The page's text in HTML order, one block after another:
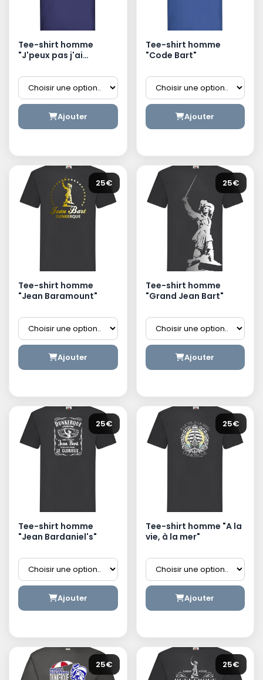
Tee-shirt homme
"J'peux pas j'ai
Ajouter
Tee-shirt homme
"Code Bart"
Ajouter
25€
Tee-shirt homme
"Jean Baramount"
Ajouter
25€
Tee-shirt homme
"Grand Jean Bart"
Ajouter
25€
Tee-shirt homme
"Jean Bardaniel's"
Ajouter
25€
Tee-shirt homme "A la
vie, à la mer"
Ajouter
25€ 25€